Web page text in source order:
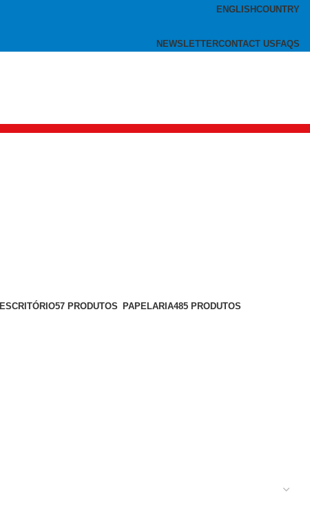
ENGLISHCOUNTRY
NEWSLETTERCONTACT US FAQS
ESCRITÓRIO57 PRODUTOS PAPELARIA485 PRODUTOS